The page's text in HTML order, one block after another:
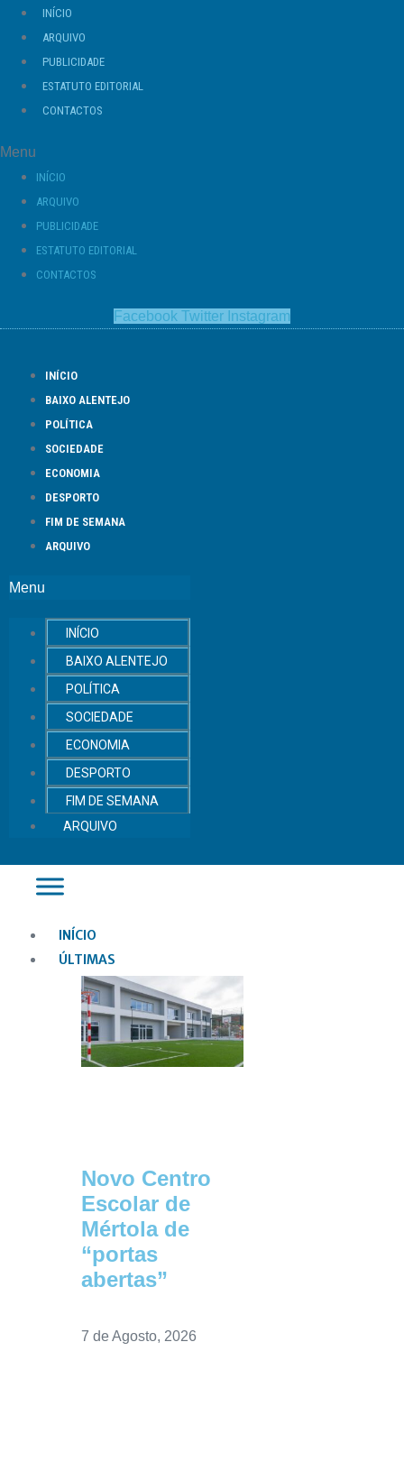
para
conteúdo
INÍCIO
ARQUIVO
PUBLICIDADE
ESTATUTO EDITORIAL
CONTACTOS
Menu
INÍCIO
ARQUIVO
PUBLICIDADE
ESTATUTO EDITORIAL
CONTACTOS
Facebook Twitter Instagram
INÍCIO
BAIXO ALENTEJO
POLÍTICA
SOCIEDADE
ECONOMIA
DESPORTO
FIM DE SEMANA
ARQUIVO
Menu
INÍCIO
BAIXO ALENTEJO
POLÍTICA
SOCIEDADE
ECONOMIA
DESPORTO
FIM DE SEMANA
ARQUIVO
INÍCIO
ÚLTIMAS
Novo Centro
Escolar de
Mértola de
“portas
abertas”
7 de Agosto, 2026